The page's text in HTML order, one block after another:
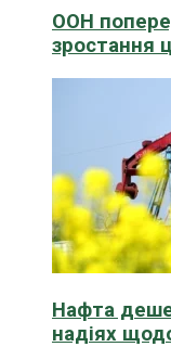
ООН
зростання
Нафта
надіях